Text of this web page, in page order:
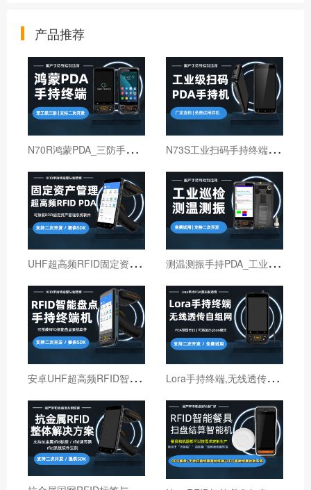
产品推荐
N
70R鸿蒙PDA_三防手持PDA终端_国产鸿蒙手持终端 N
73S工业扫码手持终端｜6寸仓库出入库PDA扫码枪
U
HF超高频RFID固定资产管理手持终端机 测
温测振手持PDA_工业巡检手持终端机_红外线测温PDA
安
卓UHF超高频RFID智能盘点手持终端设备 L
ora手持终端,无线透传自组网pda,高性能Lora智能巡检机